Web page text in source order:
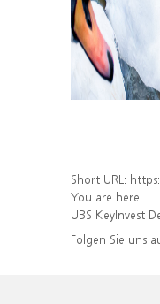
Short URL: https://
You are here:
UBS KeyInvest
Folgen Sie uns